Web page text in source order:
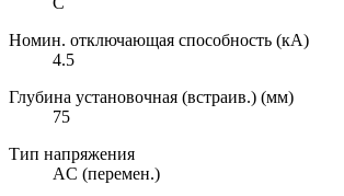
Номин. отключающая способность (кА)
4.5
Глубина установочная (встраив.) (мм)
75
Тип напряжения
AC (перемен.)